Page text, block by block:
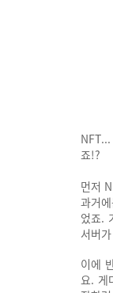
죠!?
먼저
과거
었죠.
서버
이에
요. 게